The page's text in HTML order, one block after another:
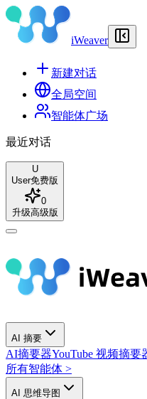
iWeaver
新建对话
全局空间
智能体广场
最近对话
U
User免费版
0
升级高级版
AI 摘要
AI摘要器YouTube 视频摘要
所有智能体 >
AI 思维导图